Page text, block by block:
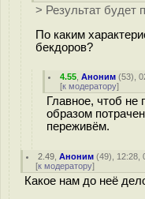
> Результат будет
По каким
бекдоров?
4.55 ,Аноним (53),
[к модератору]
Главное, чтоб
образом
переживём.
2.49 ,Аноним (49), 12:28,
[к модератору]
Какое нам до неё